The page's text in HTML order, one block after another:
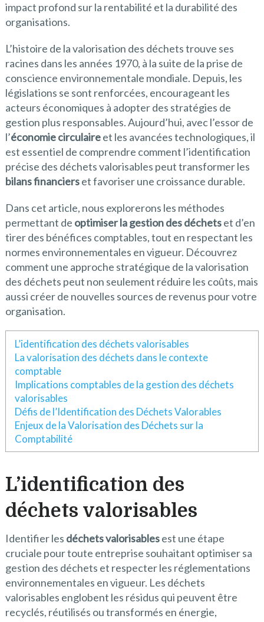
impact profond sur la rentabilité et la durabilité des
organisations.
L’histoire de la valorisation des déchets trouve ses
racines dans les années 1970, à la suite de la prise de
conscience environnementale mondiale. Depuis, les
législations se sont renforcées, encourageant les
acteurs économiques à adopter des stratégies de
gestion plus responsables. Aujourd’hui, avec l’essor de
l’économie circulaireet les avancées technologiques, il
est essentiel de comprendre comment l’identification
précise des déchets valorisables peut transformer les
bilans financierset favoriser une croissance durable.
Dans cet article, nous explorerons les méthodes
permettant de optimiser la gestion des déchetset d’en
tirer des bénéfices comptables, tout en respectant les
normes environnementales en vigueur. Découvrez
comment une approche stratégique de la valorisation
des déchets peut non seulement réduire les coûts, mais
aussi créer de nouvelles sources de revenus pour votre
organisation.
L’identification des déchets valorisables
La valorisation des déchets dans le contexte
comptable
Implications comptables de la gestion des déchets
valorisables
Défis de l’Identification des Déchets Valorables
Enjeux de la Valorisation des Déchets sur la
Comptabilité
L’identification des
déchets valorisables
Identifier les déchets valorisablesest une étape
cruciale pour toute entreprise souhaitant optimiser sa
gestion des déchets et respecter les réglementations
environnementales en vigueur. Les déchets
valorisables englobent les résidus qui peuvent être
recyclés, réutilisés ou transformés en énergie,